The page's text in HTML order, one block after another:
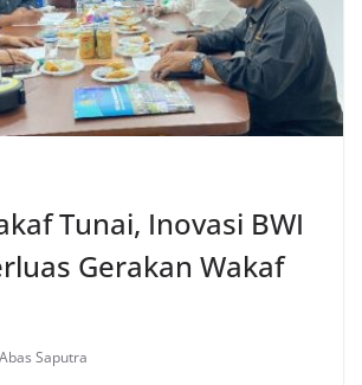
Tunai, Inovasi BWI
Gerakan Wakaf
Abas Saputra